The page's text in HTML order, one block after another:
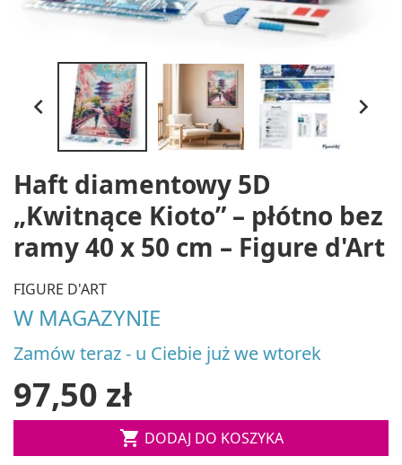
 
Haft diamentowy 5D
„Kwitnące Kioto” – płótno bez
ramy 40 x 50 cm – Figure d'Art
FIGURE D'ART
W MAGAZYNIE
Zamów teraz - u Ciebie już we wtorek
97,50 zł
 DODAJ DO KOSZYKA